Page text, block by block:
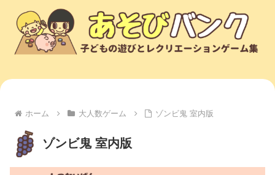
ホーム 大人数ゲーム ゾンビ鬼 室内版
ゾンビ鬼 室内版